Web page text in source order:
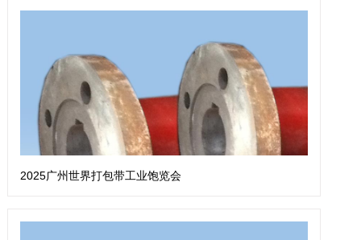
2025广州世界打包带工业饱览会